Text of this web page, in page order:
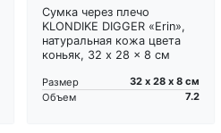
Сумка через плечо
KLONDIKE DIGGER «Erin»,
натуральная кожа цвета
коньяк, 32 x 28 x 8 см
Размер
32 х 28 х 8 см
Объем
7.2